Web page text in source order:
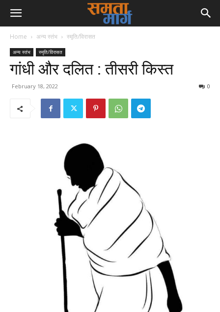
Home अन्य स्तंभ स्मृति/विरासत
अन्य स्तंभ स्मृति/विरासत
गांधी और दलित : तीसरी किस्त
February 18, 2022 0